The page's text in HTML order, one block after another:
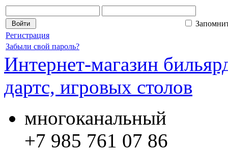
Регистрация
Забыли свой пароль?
Интернет-магазин
дартс, игровых столов
многоканальный
+7 985 761 07 86